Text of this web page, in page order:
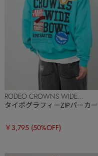
RODEO CROWNS WIDE
BOWL
タイポグラフィーZIPパーカー
￥3,795 (50%OFF)